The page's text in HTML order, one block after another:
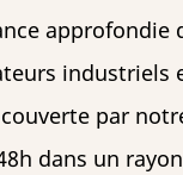
industriels
par
dans un